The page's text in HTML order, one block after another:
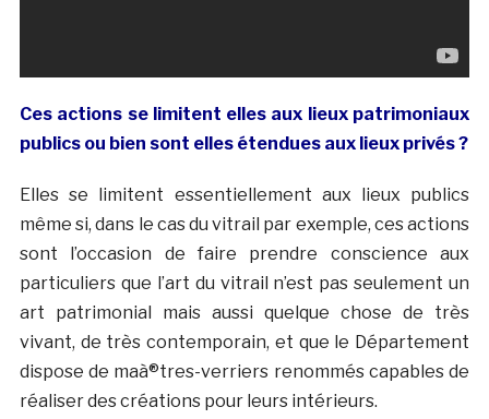
Ces actions se limitent elles aux lieux patrimoniaux
publics ou bien sont elles étendues aux lieux privés ?
Elles se limitent essentiellement aux lieux publics
même si, dans le cas du vitrail par exemple, ces actions
sont l’occasion de faire prendre conscience aux
particuliers que l’art du vitrail n’est pas seulement un
art patrimonial mais aussi quelque chose de très
vivant, de très contemporain, et que le Département
dispose de maà®tres-verriers renommés capables de
réaliser des créations pour leurs intérieurs.